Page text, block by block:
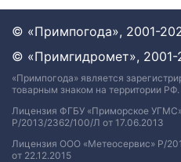
© «Примпогода», 2001-
© «Примгидромет», 2001-
«Примпогода» является
товарным знаком на территории РФ.
Лицензия ФГБУ «Приморское
Р/2013/2362/100/Л от 17.06.2013
Лицензия ООО «Метеосервис» Р/
от 22.12.2015